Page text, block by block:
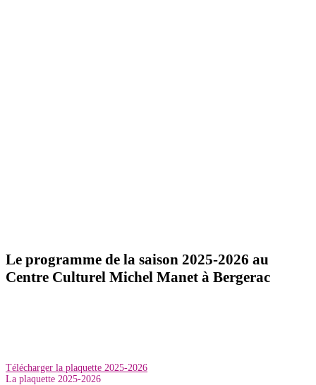
Le programme de la saison 2025-2026 au
Centre Culturel Michel Manet à Bergerac
Télécharger la plaquette 2025-2026
La plaquette 2025-2026